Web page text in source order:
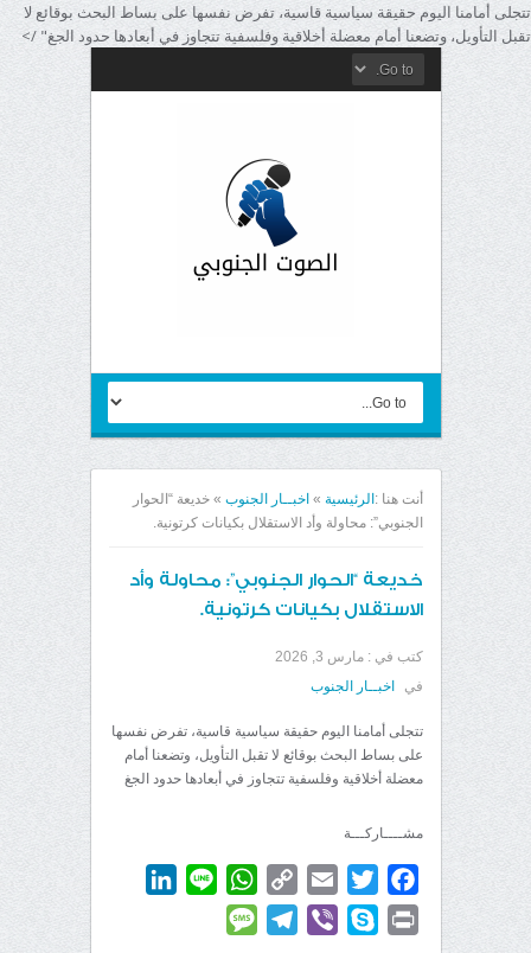
تتجلى أمامنا اليوم حقيقة سياسية قاسية، تفرض نفسها على بساط البحث بوقائع لا
تقبل التأويل، وتضعنا أمام معضلة أخلاقية وفلسفية تتجاوز في أبعادها حدود الجغ" />
أنت هنا : الرئيسية » اخبــار الجنوب » خديعة “الحوار
الجنوبي”: محاولة وأد الاستقلال بكيانات كرتونية.
خديعة “الحوار الجنوبي”: محاولة وأد
الاستقلال بكيانات كرتونية.
كتب في : مارس 3, 2026
في
اخبــار الجنوب
تتجلى أمامنا اليوم حقيقة سياسية قاسية، تفرض نفسها
على بساط البحث بوقائع لا تقبل التأويل، وتضعنا أمام
معضلة أخلاقية وفلسفية تتجاوز في أبعادها حدود الجغ
مشــــاركـــة
Facebook
Twitter
Email
Copy
Link
WhatsApp
Line
Print
Skype
Viber
Telegram